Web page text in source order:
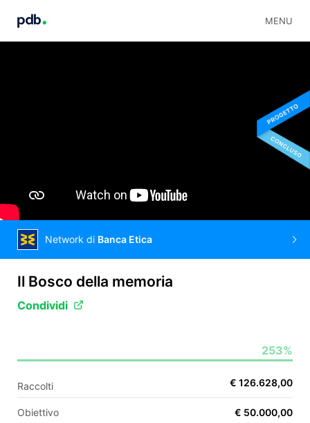
MENU
IT
EN
FR
ES
Network di Banca Etica
Il Bosco della memoria
Condividi
253%
Raccolti € 126.628,00
Obiettivo € 50.000,00